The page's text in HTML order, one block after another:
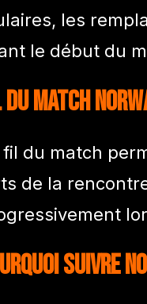
les
le début du
match
fil du match
de la
suivre